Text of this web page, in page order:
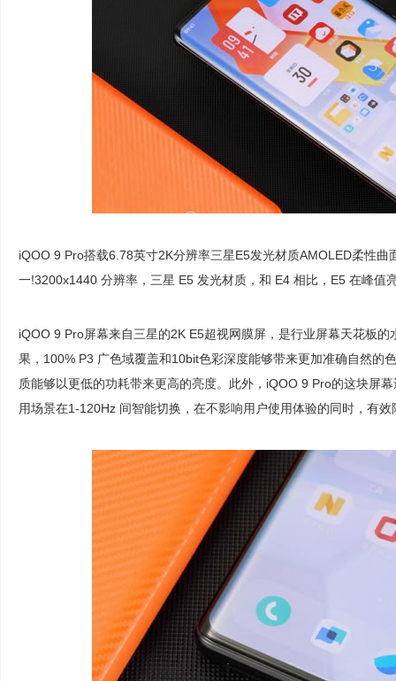
iQOO 9 Pro搭载6.78英寸2K分辨率三星E5发光材质AMOLED柔性
一!3200x1440 分辨率，三星 E5 发光材质，和 E4 相比，E5 在峰值
iQOO 9 Pro屏幕来自三星的2K E5超视网膜屏，是行业屏幕天花板
果，100% P3 广色域覆盖和10bit色彩深度能够带来更加准确自然的
质能够以更低的功耗带来更高的亮度。此外，iQOO 9 Pro的这块屏
用场景在1-120Hz 间智能切换，在不影响用户使用体验的同时，有